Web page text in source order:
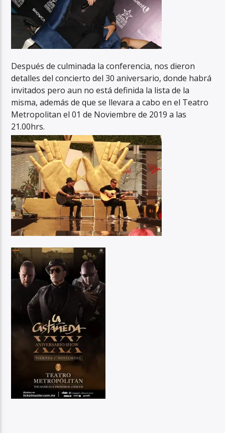
Después de culminada la conferencia, nos dieron
detalles del concierto del 30 aniversario, donde habrá
invitados pero aun no está definida la lista de la
misma, además de que se llevara a cabo en el Teatro
Metropolitan el 01 de Noviembre de 2019 a las
21.00hrs.